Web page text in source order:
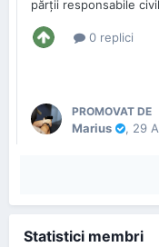
părţii responsabile
0 replici
PROMOVAT DE
Marius , 29
Statistici membri